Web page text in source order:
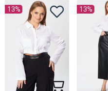
13% 13%